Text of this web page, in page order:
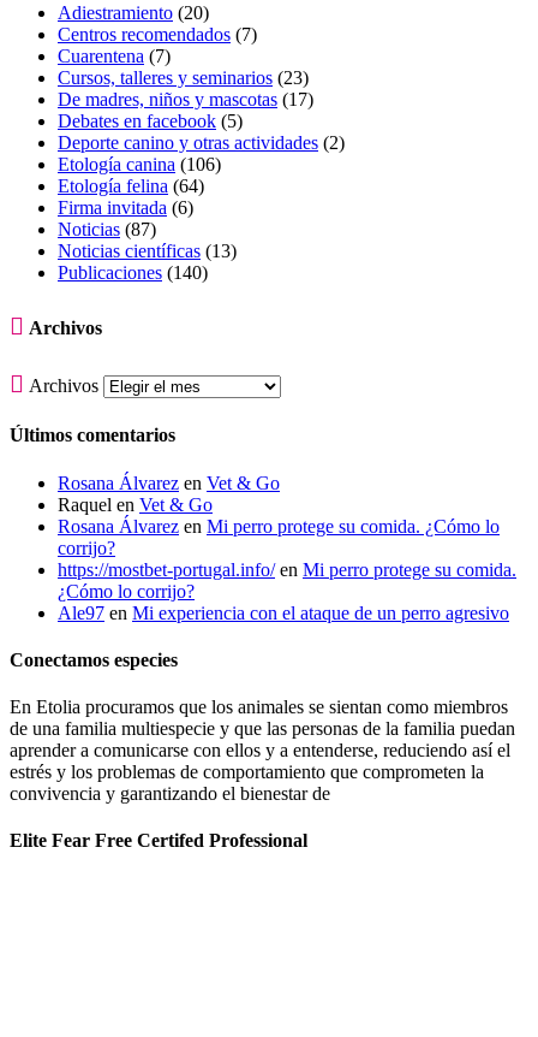
Adiestramiento (20)
Centros recomendados (7)
Cuarentena (7)
Cursos, talleres y seminarios (23)
De madres, niños y mascotas (17)
Debates en facebook (5)
Deporte canino y otras actividades (2)
Etología canina (106)
Etología felina (64)
Firma invitada (6)
Noticias (87)
Noticias científicas (13)
Publicaciones (140)
 Archivos
 Archivos
Últimos comentarios
Rosana Álvarez en Vet & Go
Raquel en Vet & Go
Rosana Álvarez en Mi perro protege su comida. ¿Cómo lo
corrijo?
https://mostbet-portugal.info/en Mi perro protege su comida.
¿Cómo lo corrijo?
Ale97 en Mi experiencia con el ataque de un perro agresivo
Conectamos especies
En Etolia procuramos que los animales se sientan como miembros
de una familia multiespecie y que las personas de la familia puedan
aprender a comunicarse con ellos y a entenderse, reduciendo así el
estrés y los problemas de comportamiento que comprometen la
convivencia y garantizando el bienestar de
Elite Fear Free Certifed Professional